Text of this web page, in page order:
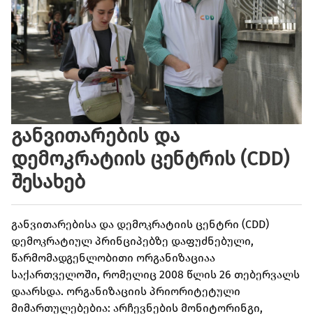
განვითარების და
დემოკრატიის ცენტრის (CDD)
შესახებ
განვითარებისა და დემოკრატიის ცენტრი (CDD)
დემოკრატიულ პრინციპებზე დაფუძნებული,
წარმომადგენლობითი ორგანიზაციაა
საქართველოში, რომელიც 2008 წლის 26 თებერვალს
დაარსდა. ორგანიზაციის პრიორიტეტული
მიმართულებებია: არჩევნების მონიტორინგი,